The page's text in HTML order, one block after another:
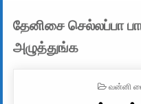
தேனிசை செல்லப்பா
அழுத்துங்க
POSTED
வன்னி